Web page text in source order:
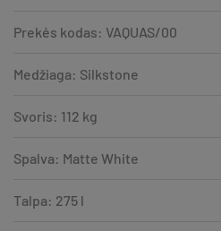
Prekės kodas: VAQUAS/00
Medžiaga: Silkstone
Svoris: 112 kg
Spalva: Matte White
Talpa: 275 l